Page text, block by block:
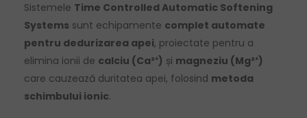
Sistemele Time Controlled Automatic Softening
Systems sunt echipamente complet automate
pentru dedurizarea apei, proiectate pentru a
elimina ionii de calciu (Ca²⁺) și magneziu (Mg²⁺)
care cauzează duritatea apei, folosind metoda
schimbului ionic.